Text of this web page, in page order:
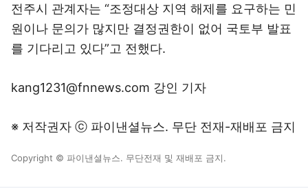
전주시 관계자는 “조정대상 지역 해제를 요구하는 민
원이나 문의가 많지만 결정권한이 없어 국토부 발표
를 기다리고 있다”고 전했다.
kang1231@fnnews.com 강인 기자
※ 저작권자 ⓒ 파이낸셜뉴스. 무단 전재-재배포 금지
Copyright © 파이낸셜뉴스. 무단전재 및 재배포 금지.